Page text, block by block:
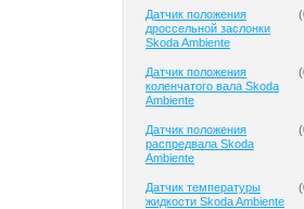
Датчик положения
дроссельной заслонки
Skoda Ambiente
(
Датчик положения
коленчатого вала Skoda
Ambiente
(
Датчик положения
распредвала Skoda
Ambiente
(
Датчик температуры
жидкости Skoda Ambiente
(